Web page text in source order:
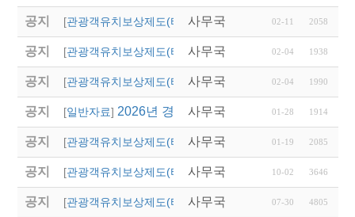
공지 [관광객유치보상제도(타 시,도)] 2026년 경상남도 관광
사무국 02-11 2058
공지 [관광객유치보상제도(타 시,도)] 2026년 울산광역시 상
사무국 02-04 1938
공지 [관광객유치보상제도(타 시,도)] 「2026년도 대전광역
사무국 02-04 1990
공지 [일반자료] 2026년 경상북도독립운동기념관 단체관
사무국 01-28 1914
공지 [관광객유치보상제도(타 시,도)] 2026년 용인시 외국인
사무국 01-19 2085
공지 [관광객유치보상제도(타 시,도)] 2025년 대전광역시 외
사무국 10-02 3646
공지 [관광객유치보상제도(타 시,도)] 2025년 대전 0시 축제
사무국 07-30 4805